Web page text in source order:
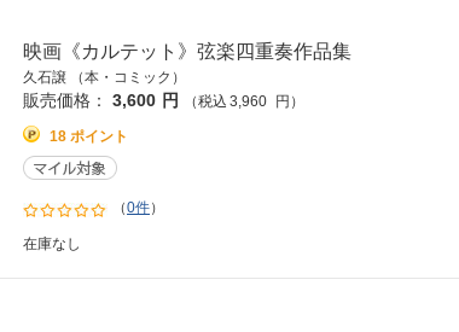
映画《カルテット》弦楽四重奏作品集
久石譲 （本・コミック）
販売価格： 3,600 円 （税込 3,960 円 ）
18 ポイント
（0件）
在庫なし